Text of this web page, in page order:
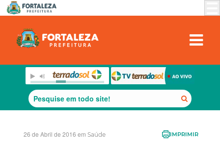
26 de Abril de 2016 em Saúde IMPRIMIR